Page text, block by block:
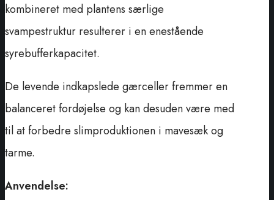
kombineret med plantens særlige
svampestruktur resulterer i en enestående
syrebufferkapacitet.
De levende indkapslede gærceller fremmer en
balanceret fordøjelse og kan desuden være med
til at forbedre slimproduktionen i mavesæk og
tarme.
Anvendelse: